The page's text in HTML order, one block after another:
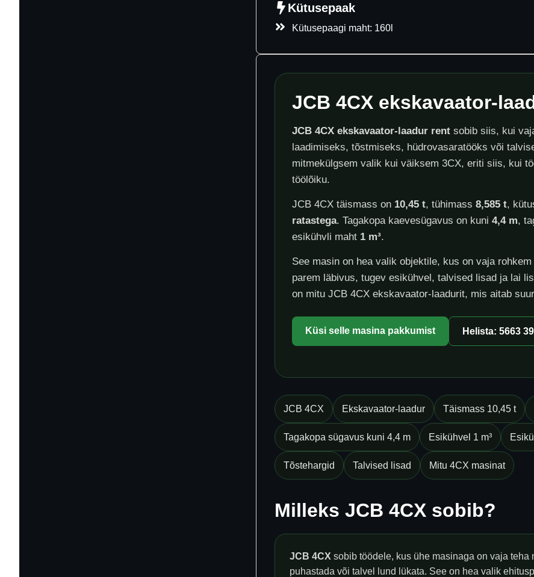
Kütusepaak
Kütusepaagi maht: 160l
JCB 4CX ekskavaator-
JCB 4CX ekskavaator-laadur rent sobib siis, kui
laadimiseks, tõstmiseks, hüdrovasaratööks või
mitmekülgsem valik kui väiksem 3CX, eriti siis, kui
töölõiku.
JCB 4CX täismass on 10,45 t, tühimass8,585 t,
ratastega. Tagakopa kaevesügavus on kuni4,4 m,
esikühvli maht 1 m³.
See masin on hea valik objektile, kus on vaja
parem läbivus, tugev esikühvel, talvised lisad ja lai
on mitu JCB 4CX ekskavaator-laadurit, mis aitab
Küsi selle masina pakkumist Helista: 5663
JCB 4CX Ekskavaator-laadur Täismass 10,45 t
Tagakopa sügavus kuni 4,4 m Esikühvel 1 m³
Tõstehargid Talvised lisad Mitu 4CX masinat
Milleks JCB 4CX sobib?
JCB 4CX sobib töödele, kus ühe masinaga on vaja
puhastada või talvel lund lükata. See on hea valik